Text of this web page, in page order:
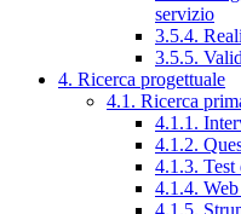
servizio
3.5.4.
3.5.5.
4. Ricerca progettuale
4.1. Ricerca
4.1.1.
4.1.2.
4.1.3. Test
4.1.4.
4.1.5.